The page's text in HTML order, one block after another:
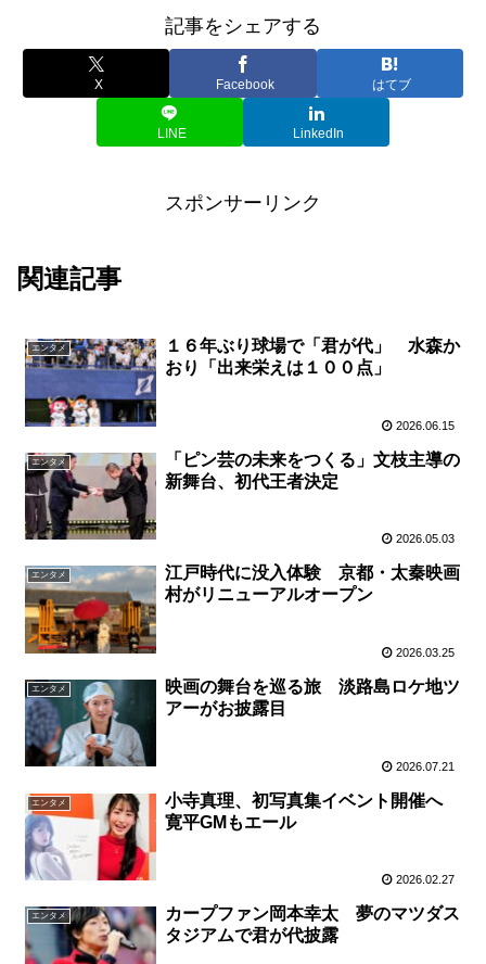
記事をシェアする
X Facebook はてブ
LINE LinkedIn
スポンサーリンク
関連記事
エンタメ
１６年ぶり球場で「君が代」 水森か
おり「出来栄えは１００点」
2026.06.15
エンタメ
「ピン芸の未来をつくる」文枝主導の
新舞台、初代王者決定
2026.05.03
エンタメ
江戸時代に没入体験 京都・太秦映画
村がリニューアルオープン
2026.03.25
エンタメ
映画の舞台を巡る旅 淡路島ロケ地ツ
アーがお披露目
2026.07.21
エンタメ
小寺真理、初写真集イベント開催へ
寛平GMもエール
2026.02.27
エンタメ
カープファン岡本幸太 夢のマツダス
タジアムで君が代披露